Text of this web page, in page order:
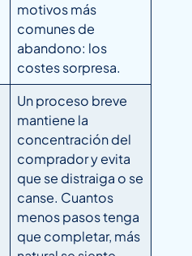
motivos más
comunes de
abandono: los
costes sorpresa.
Un proceso breve
mantiene la
concentración del
comprador y evita
que se distraiga o se
canse. Cuantos
menos pasos tenga
que completar, más